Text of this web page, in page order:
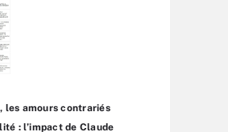
les amours contrariés
: l’impact de Claude